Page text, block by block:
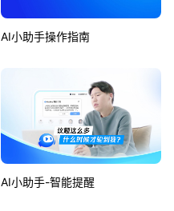
AI小助手操作指南
AI小助手-智能提醒